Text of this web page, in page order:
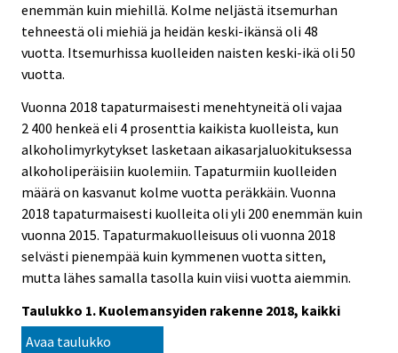
enemmän kuin miehillä. Kolme neljästä itsemurhan
tehneestä oli miehiä ja heidän keski-ikänsä oli 48
vuotta. Itsemurhissa kuolleiden naisten keski-ikä oli 50
vuotta.
Vuonna 2018 tapaturmaisesti menehtyneitä oli vajaa
2 400 henkeä eli 4 prosenttia kaikista kuolleista, kun
alkoholimyrkytykset lasketaan aikasarjaluokituksessa
alkoholiperäisiin kuolemiin. Tapaturmiin kuolleiden
määrä on kasvanut kolme vuotta peräkkäin. Vuonna
2018 tapaturmaisesti kuolleita oli yli 200 enemmän kuin
vuonna 2015. Tapaturmakuolleisuus oli vuonna 2018
selvästi pienempää kuin kymmenen vuotta sitten,
mutta lähes samalla tasolla kuin viisi vuotta aiemmin.
Taulukko 1. Kuolemansyiden rakenne 2018, kaikki
Avaa taulukko